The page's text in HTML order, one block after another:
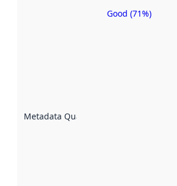
Metadata Quality
Metadata
Good (71%)